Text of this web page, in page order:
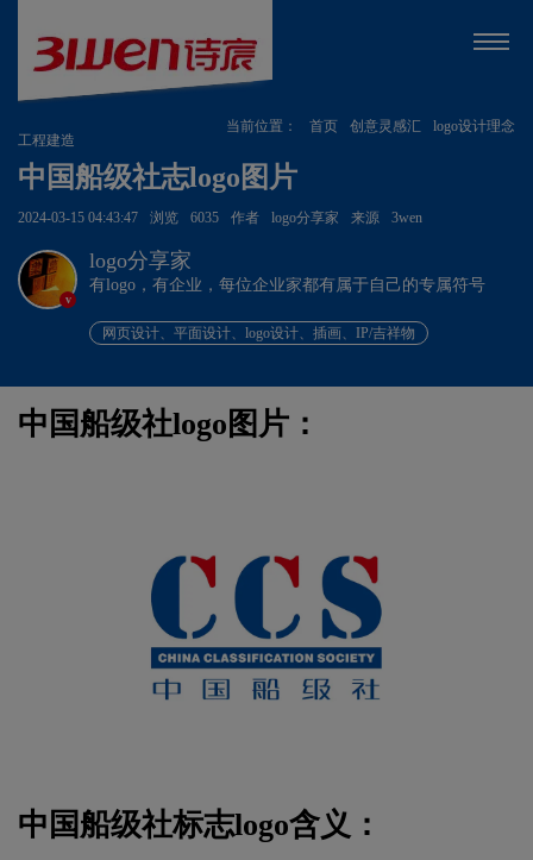
当前位置： 首页 创意灵感汇
logo设计理念
工程建造
中国船级社志logo图片
2024-03-15 04:43:47 浏览 6035 作者 logo分享家 来源 3wen
v
logo分享家
有logo，有企业，每位企业家都有属于自己的专属符号
网页设计、平面设计、logo设计、插画、IP/吉祥物
中国船级社logo图片：
中国船级社标志logo含义：